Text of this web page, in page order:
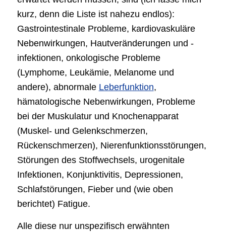
kurz, denn die Liste ist nahezu endlos):
Gastrointestinale Probleme, kardiovaskuläre
Nebenwirkungen, Hautveränderungen und -
infektionen, onkologische Probleme
(Lymphome, Leukämie, Melanome und
andere), abnormale Leberfunktion,
hämatologische Nebenwirkungen, Probleme
bei der Muskulatur und Knochenapparat
(Muskel- und Gelenkschmerzen,
Rückenschmerzen), Nierenfunktionsstörungen,
Störungen des Stoffwechsels, urogenitale
Infektionen, Konjunktivitis, Depressionen,
Schlafstörungen, Fieber und (wie oben
berichtet) Fatigue.
Alle diese nur unspezifisch erwähnten